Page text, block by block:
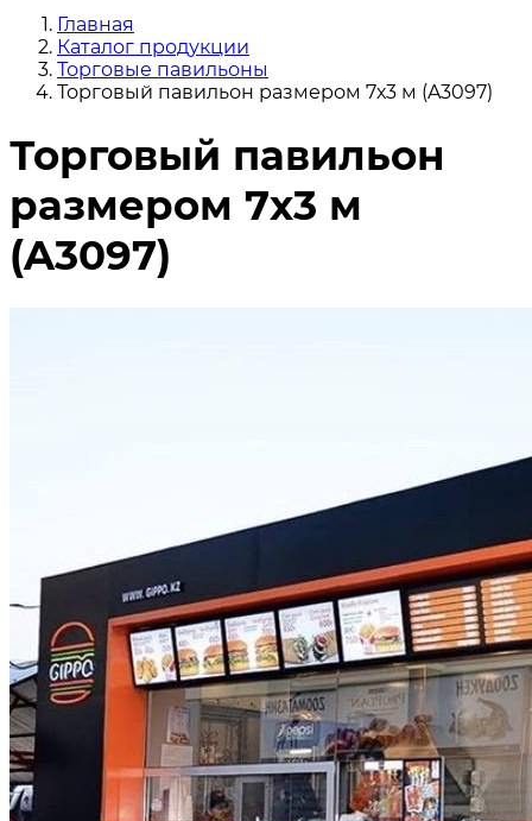
Главная
Каталог продукции
Торговые павильоны
Торговый павильон размером 7х3 м (A3097)
Торговый павильон
размером 7х3 м
(A3097)